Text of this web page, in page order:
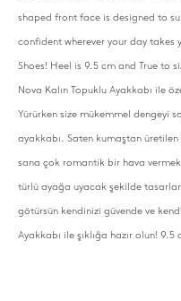
shaped front face is designed to
confident wherever your day
Shoes! Heel is 9.5 cm and True to
Nova Kalın Topuklu Ayakkabı ile
Yürürken size mükemmel dengeyi
ayakkabı. Saten kumaştan üretilen
sana çok romantik bir hava
türlü ayağa uyacak şekilde
götürsün kendinizi güvende ve
Ayakkabı ile şıklığa hazır olun!